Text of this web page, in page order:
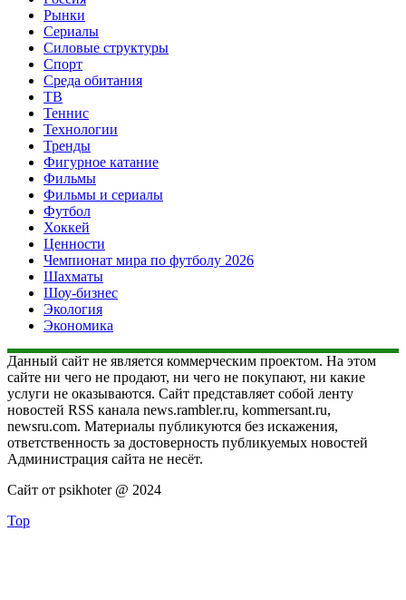
Рынки
Сериалы
Силовые структуры
Спорт
Среда обитания
ТВ
Теннис
Технологии
Тренды
Фигурное катание
Фильмы
Фильмы и сериалы
Футбол
Хоккей
Ценности
Чемпионат мира по футболу 2026
Шахматы
Шоу-бизнес
Экология
Экономика
Данный сайт не является коммерческим проектом. На этом
сайте ни чего не продают, ни чего не покупают, ни какие
услуги не оказываются. Сайт представляет собой ленту
новостей RSS канала news.rambler.ru, kommersant.ru,
newsru.com. Материалы публикуются без искажения,
ответственность за достоверность публикуемых новостей
Администрация сайта не несёт.
Сайт от psikhoter @ 2024
Top